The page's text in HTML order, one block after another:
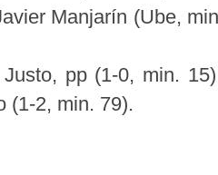
Manjarín (Ube,
Justo, pp (1-0, min.
(1-2, min. 79).